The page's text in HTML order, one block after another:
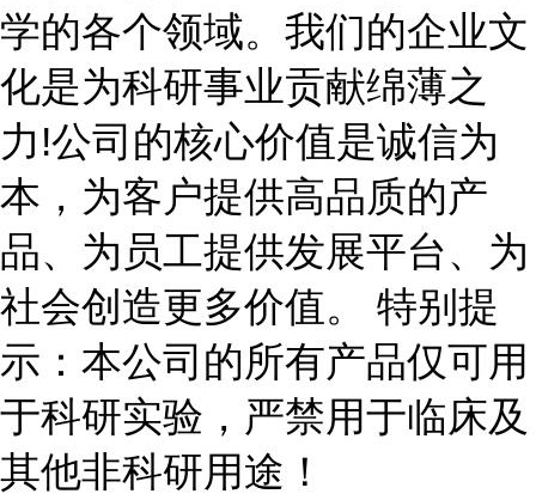
学的各个领域。我们的企业文
化是为科研事业贡献绵薄之
力!公司的核心价值是诚信为
本，为客户提供高品质的产
品、为员工提供发展平台、为
社会创造更多价值。 特别提
示：本公司的所有产品仅可用
于科研实验，严禁用于临床及
其他非科研用途！